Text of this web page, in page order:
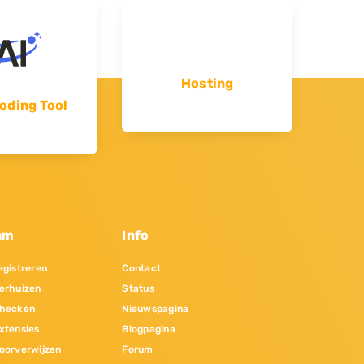
Tool
Hosting
Info
Contact
Status
Nieuwspagina
Blogpagina
Forum